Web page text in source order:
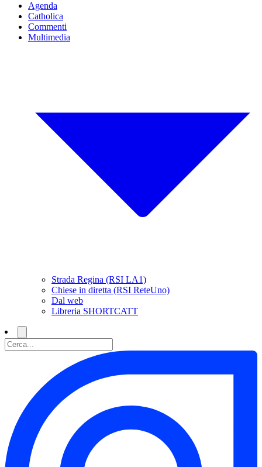
Agenda
Catholica
Commenti
Multimedia
Strada Regina (RSI LA1)
Chiese in diretta (RSI ReteUno)
Dal web
Libreria SHORTCATT